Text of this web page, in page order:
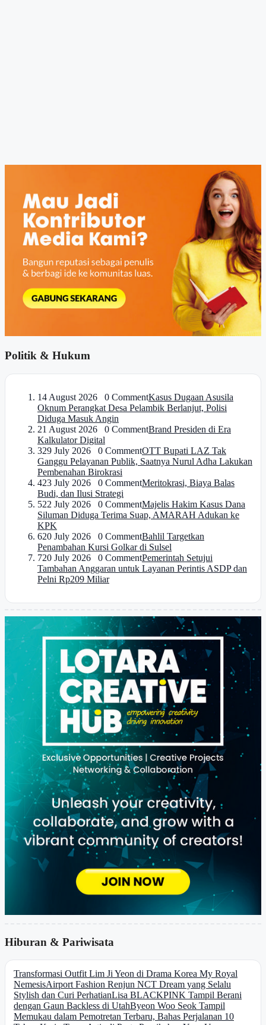
Politik & Hukum
14 August 2026 0 CommentKasus Dugaan Asusila
Oknum Perangkat Desa Pelambik Berlanjut, Polisi
Diduga Masuk Angin
21 August 2026 0 CommentBrand Presiden di Era
Kalkulator Digital
329 July 2026 0 CommentOTT Bupati LAZ Tak
Ganggu Pelayanan Publik, Saatnya Nurul Adha Lakukan
Pembenahan Birokrasi
423 July 2026 0 CommentMeritokrasi, Biaya Balas
Budi, dan Ilusi Strategi
522 July 2026 0 CommentMajelis Hakim Kasus Dana
Siluman Diduga Terima Suap, AMARAH Adukan ke
KPK
620 July 2026 0 CommentBahlil Targetkan
Penambahan Kursi Golkar di Sulsel
720 July 2026 0 CommentPemerintah Setujui
Tambahan Anggaran untuk Layanan Perintis ASDP dan
Pelni Rp209 Miliar
Hiburan & Pariwisata
Transformasi Outfit Lim Ji Yeon di Drama Korea My Royal
NemesisAirport Fashion Renjun NCT Dream yang Selalu
Stylish dan Curi PerhatianLisa BLACKPINK Tampil Berani
dengan Gaun Backless di UtahByeon Woo Seok Tampil
Memukau dalam Pemotretan Terbaru, Bahas Perjalanan 10